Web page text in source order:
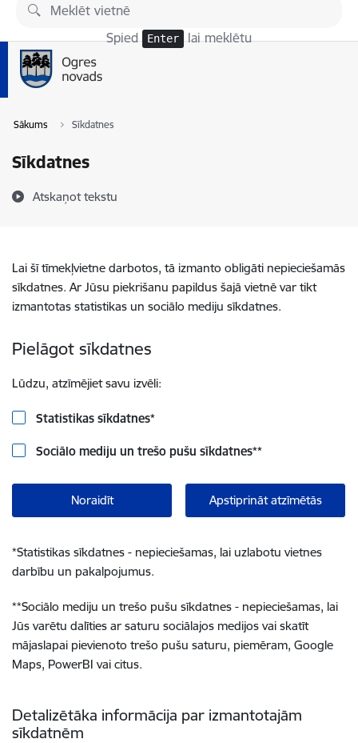
Pāriet uz lapas saturu
Spied Enter lai meklētu
Sākums Sīkdatnes
Sīkdatnes
Atskaņot tekstu
Lai šī tīmekļvietne darbotos, tā izmanto obligāti nepieciešamās
sīkdatnes. Ar Jūsu piekrišanu papildus šajā vietnē var tikt
izmantotas statistikas un sociālo mediju sīkdatnes.
Pielāgot sīkdatnes
Lūdzu, atzīmējiet savu izvēli:
Statistikas sīkdatnes*
Sociālo mediju un trešo pušu sīkdatnes**
Noraidīt Apstiprināt atzīmētās
*Statistikas sīkdatnes - nepieciešamas, lai uzlabotu vietnes
darbību un pakalpojumus.
**Sociālo mediju un trešo pušu sīkdatnes - nepieciešamas, lai
Jūs varētu dalīties ar saturu sociālajos medijos vai skatīt
mājaslapai pievienoto trešo pušu saturu, piemēram, Google
Maps, PowerBI vai citus.
Detalizētāka informācija par izmantotajām
sīkdatnēm